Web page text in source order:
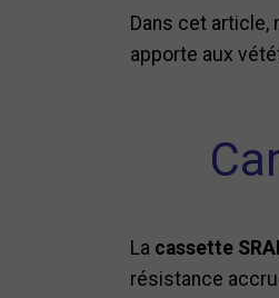
Dans cet
apporte aux
La cassette
résistance